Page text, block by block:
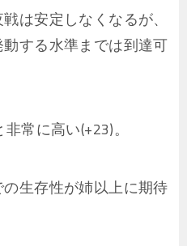
は安定しなくなるが、
する水準までは到達可
常に高い(+23)。
生存性が姉以上に期待